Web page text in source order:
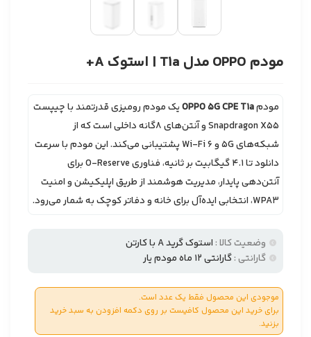
مودم OPPO مدل T1a | استوک A+
مودمOPPO 5G CPE T1aیک مودم رومیزی قدرتمند با چیپست
Snapdragon X55 و آنتن‌های ۸گانه داخلی است که از
شبکه‌های 5G و Wi-Fi 6 پشتیبانی می‌کند. این مودم با سرعت
دانلود تا ۴.۱ گیگابیت بر ثانیه، فناوری O-Reserve برای
آنتن‌دهی پایدار، مدیریت هوشمند از طریق اپلیکیشن و امنیت
WPA3، انتخابی ایده‌آل برای خانه و دفاتر کوچک به شمار می‌رود.
وضعیت کالا : استوک گرید A با کارتن
گارانتی :گارانتی 12 ماه مودم یار
موجودی این محصول فقط یک عدد است.
برای خرید این محصول کافیست بر روی دکمه افزودن به سبد خرید
بزنید.